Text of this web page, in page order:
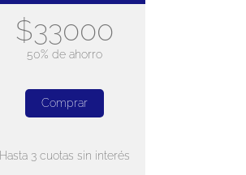
$33000
50% de ahorro
Comprar
Hasta 3 cuotas sin interés